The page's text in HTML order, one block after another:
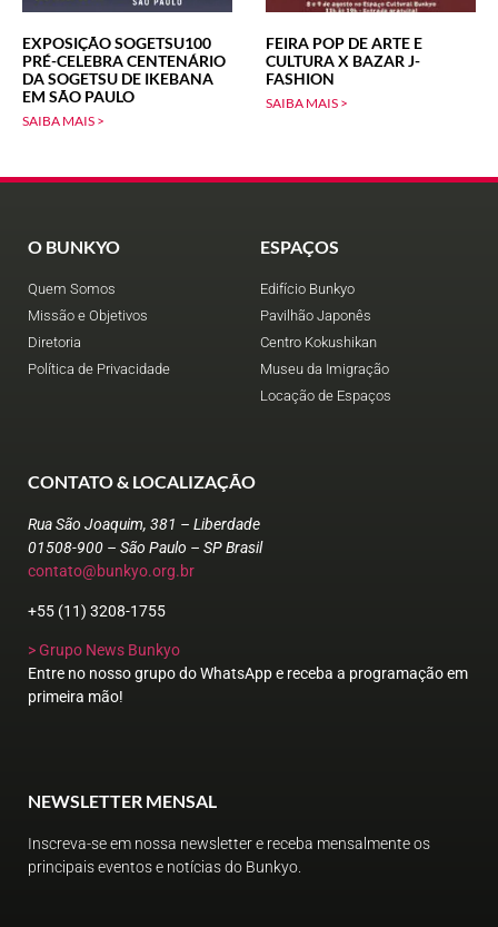
EXPOSIÇÃO SOGETSU100
PRÉ-CELEBRA CENTENÁRIO
DA SOGETSU DE IKEBANA
EM SÃO PAULO
SAIBA MAIS >
FEIRA POP DE ARTE E
CULTURA X BAZAR J-
FASHION
SAIBA MAIS >
O BUNKYO
Quem Somos
Missão e Objetivos
Diretoria
Política de Privacidade
ESPAÇOS
Edifício Bunkyo
Pavilhão Japonês
Centro Kokushikan
Museu da Imigração
Locação de Espaços
CONTATO & LOCALIZAÇÃO
Rua São Joaquim, 381 – Liberdade
01508-900 – São Paulo – SP Brasil
contato@bunkyo.org.br
+55 (11) 3208-1755
> Grupo News Bunkyo
Entre no nosso grupo do WhatsApp e receba a programação em
primeira mão!
NEWSLETTER MENSAL
Inscreva-se em nossa newsletter e receba mensalmente os
principais eventos e notícias do Bunkyo.